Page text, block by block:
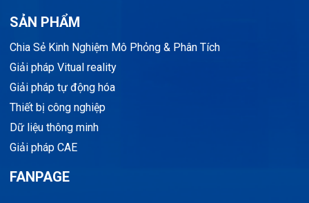
SẢN PHẨM
Chia Sẻ Kinh Nghiệm Mô Phỏng & Phân Tích
Giải pháp Vitual reality
Giải pháp tự động hóa
Thiết bị công nghiệp
Dữ liệu thông minh
Giải pháp CAE
FANPAGE